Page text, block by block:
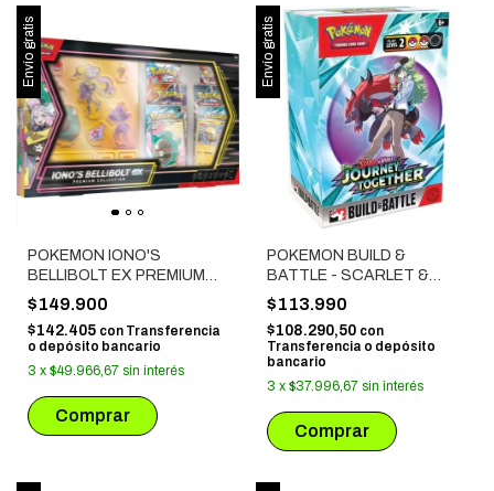
Envío gratis
POKEMON IONO'S
BELLIBOLT EX PREMIUM
COLLECTION
$149.900
$142.405 con Transferencia
o depósito bancario
3 x $49.966,67 sin interés
Envío gratis
POKEMON BUILD &
BATTLE - SCARLET &
VIOLET: JOURNEY
TOGETHER
$113.990
$108.290,50 con
Transferencia o depósito
bancario
3 x $37.996,67 sin interés